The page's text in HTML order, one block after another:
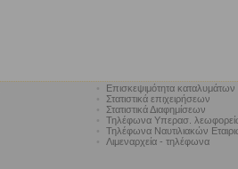
Επισκεψιμότητα καταλυμάτων
Στατιστικά επιχειρήσεων
Στατιστικά Διαφημίσεων
Τηλέφωνα Υπερασ.
Τηλέφωνα Ναυτιλιακών
Λιμεναρχεία - τηλέφωνα